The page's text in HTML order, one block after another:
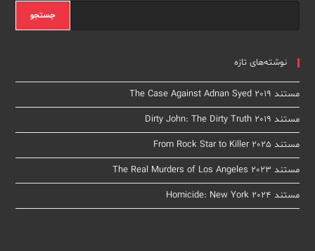
جستجو
نوشته‌های تازه
مستند The Case Against Adnan Syed 2019
مستند Dirty John: The Dirty Truth 2019
مستند From Rock Star to Killer 2025
مستند The Real Murders of Los Angeles 2023
مستند Homicide: New York 2024